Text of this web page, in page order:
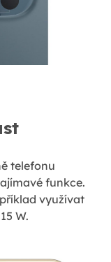
telefonu
funkce.
využívat
W.